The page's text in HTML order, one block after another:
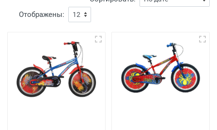
Отображены: